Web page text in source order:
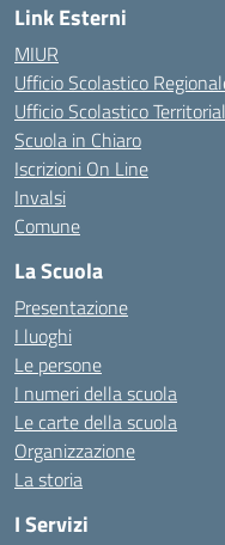
Link Esterni
MIUR
Ufficio Scolastico
Ufficio Scolastico
Scuola in Chiaro
Iscrizioni On Line
Invalsi
Comune
La Scuola
Presentazione
I luoghi
Le persone
I numeri della scuola
Le carte della scuola
Organizzazione
La storia
I Servizi